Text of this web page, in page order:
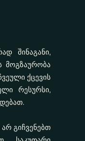
შინაგანი,
მოგზაურობა
ქცევის
რესურსი,
გიჩვენებთ